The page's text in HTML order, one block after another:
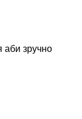
аби зручно